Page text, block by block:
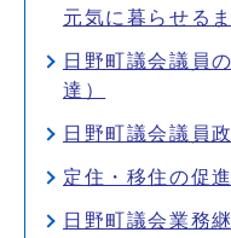
元気に暮らせるま
日野町議会議員
達）
日野町議会議員
定住・移住の促
日野町議会業務